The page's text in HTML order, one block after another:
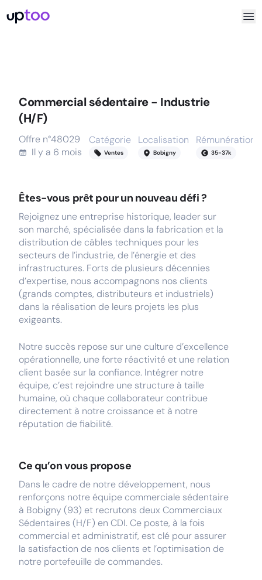
Commercial sédentaire - Industrie
(H/F)
Offre n°48029
Il y a 6 mois
Catégorie
Ventes
Localisation
Bobigny
Rémunération
35-37k
Êtes-vous prêt pour un nouveau défi ?
Rejoignez une entreprise historique, leader sur
son marché, spécialisée dans la fabrication et la
distribution de câbles techniques pour les
secteurs de l’industrie, de l’énergie et des
infrastructures. Forts de plusieurs décennies
d’expertise, nous accompagnons nos clients
(grands comptes, distributeurs et industriels)
dans la réalisation de leurs projets les plus
exigeants.
Notre succès repose sur une culture d’excellence
opérationnelle, une forte réactivité et une relation
client basée sur la confiance. Intégrer notre
équipe, c’est rejoindre une structure à taille
humaine, où chaque collaborateur contribue
directement à notre croissance et à notre
réputation de fiabilité.
Ce qu’on vous propose
Dans le cadre de notre développement, nous
renforçons notre équipe commerciale sédentaire
à Bobigny (93) et recrutons deux Commerciaux
Sédentaires (H/F) en CDI. Ce poste, à la fois
commercial et administratif, est clé pour assurer
la satisfaction de nos clients et l’optimisation de
notre portefeuille de commandes.